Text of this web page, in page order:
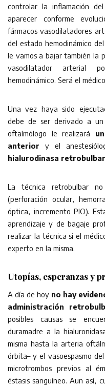
controlar la inflamación
aparecer conforme
fármacos vasodilatadores
del estado hemodinámico
le vamos a bajar también la
vasodilatador arterial
hemodinámico. Será el
Una vez haya sido
debe de ser derivado a
oftalmólogo le realizará
anterior y el
hialurodinasa
La técnica retrobulbar
(perforación ocular,
óptica, incremento PIO).
aprendizaje y de bagaje
realizar la técnica si el
experto en la misma.
Utopías, esperanzas y
A día de hoy no hay
administración
posibles causas se
duramadre a la
misma hasta la arteria
órbita– y el vasoespasmo
microtrombos previos al
éstasis sanguíneo. Aun así,